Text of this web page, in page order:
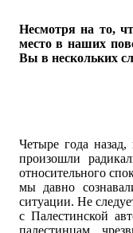
Несмотря на то,
место в наших
Вы в нескольких
Четыре года
произошли
относительного
мы давно
ситуации. Не
с Палестинской
палестинцам